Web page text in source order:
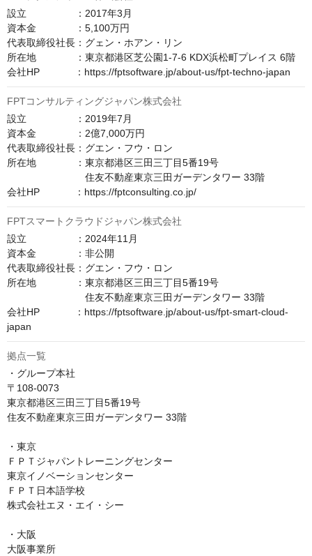
設立　　　　　：2017年3月
資本金　　　　：5,100万円
代表取締役社長：グェン・ホアン・リン
所在地　　　　：東京都港区芝公園1-7-6 KDX浜松町プレイス 6階
会社HP　　　  ：https://fptsoftware.jp/about-us/fpt-techno-japan
FPTコンサルティングジャパン株式会社
設立　　　　　：2019年7月
資本金　　　　：2億7,000万円
代表取締役社長：グエン・フウ・ロン
所在地　　　　：東京都港区三田三丁目5番19号
住友不動産東京三田ガーデンタワー 33階
会社HP　　　  ：https://fptconsulting.co.jp/
FPTスマートクラウドジャパン株式会社
設立　　　　　：2024年11月
資本金　　　　：非公開
代表取締役社長：グエン・フウ・ロン
所在地　　　　：東京都港区三田三丁目5番19号
住友不動産東京三田ガーデンタワー 33階
会社HP　　　  ：https://fptsoftware.jp/about-us/fpt-smart-cloud-
japan
拠点一覧
・グループ本社
〒108-0073
東京都港区三田三丁目5番19号
住友不動産東京三田ガーデンタワー 33階
・東京
ＦＰＴジャパントレーニングセンター
東京イノベーションセンター
ＦＰＴ日本語学校
株式会社エヌ・エイ・シー
・大阪
大阪事業所